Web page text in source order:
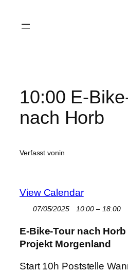
Inhalt
10:00 E-
nach Horb
Verfasst vonin
View Calendar
07/05/2025 10:00 – 18:00
E-Bike-Tour nach
Projekt Morgenland
Start 10h Poststelle